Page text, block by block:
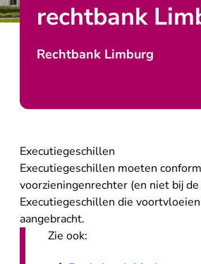
rechtbank
Rechtbank Limburg
Executiegeschillen
Executiegeschillen moeten
voorzieningenrechter (en niet bij de
Executiegeschillen die
aangebracht.
Zie ook: